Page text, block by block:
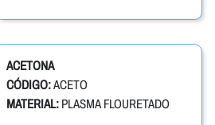
ACETONA
CÓDIGO:ACETO
MATERIAL:PLASMA FLOURETADO